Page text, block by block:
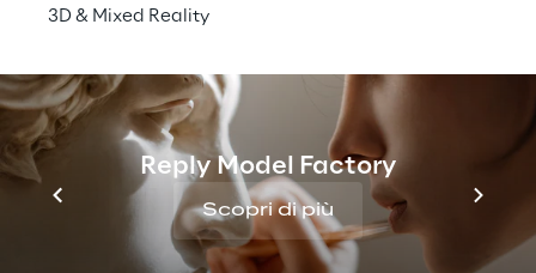
3D & Mixed Reality
Reply Model Factory
Scopri di più
Reply ti aspetta alla quarta edizione del
Festival dedicato a Metaverso, Artificial
Intellingence e Virtual Reality.